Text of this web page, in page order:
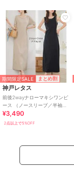
期間限定SALE まとめ割
神戸レタス
前後2wayナローマキシワンピ
ース （ノースリーブ／半袖）
[E3512]
¥3,490
2点以上で5%OFF